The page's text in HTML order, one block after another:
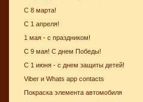
С 8 марта!
С 1 апреля!
1 мая - с праздником!
С 9 мая! С днем Победы!
С 1 июня - с днем защиты детей!
Viber и Whats app contacts
Покраска элемента автомобиля